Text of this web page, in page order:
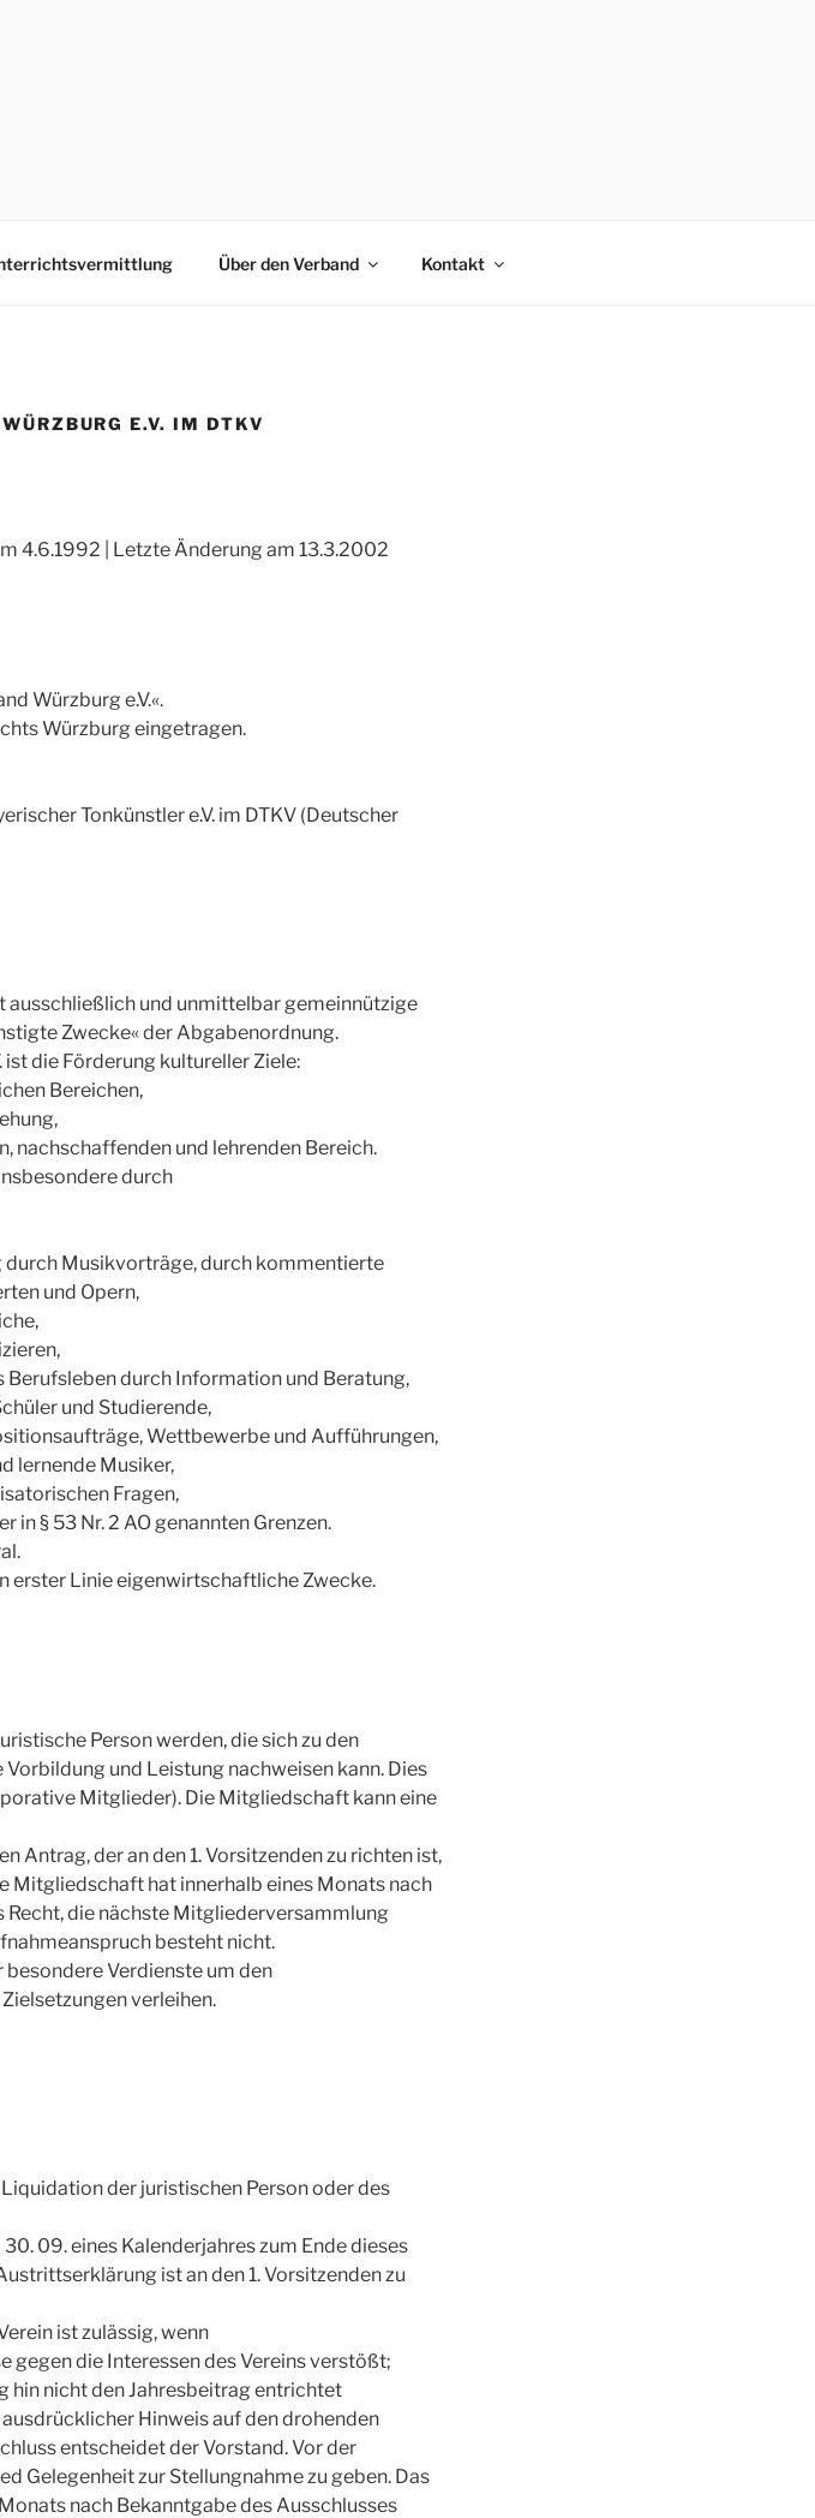
Über den Verband Kontakt
E.V. IM DTKV
4.6.1992 | Letzte Änderung am 13.3.2002
Würzburg e.V.«.
Würzburg eingetragen.
Tonkünstler e.V. im DTKV (Deutscher
ausschließlich und unmittelbar gemeinnützige
Zwecke« der Abgabenordnung.
ist die Förderung kultureller Ziele:
Bereichen,
nachschaffenden und lehrenden Bereich.
durch
Musikvorträge, durch kommentierte
und Opern,
durch Information und Beratung,
und Studierende,
Wettbewerbe und Aufführungen,
lernende Musiker,
Fragen,
in § 53 Nr. 2 AO genannten Grenzen.
erster Linie eigenwirtschaftliche Zwecke.
Person werden, die sich zu den
und Leistung nachweisen kann. Dies
Mitglieder). Die Mitgliedschaft kann eine
Antrag, der an den 1. Vorsitzenden zu richten ist,
Mitgliedschaft hat innerhalb eines Monats nach
die nächste Mitgliederversammlung
besteht nicht.
Verdienste um den
verleihen.
der juristischen Person oder des
09. eines Kalenderjahres zum Ende dieses
ist an den 1. Vorsitzenden zu
ist zulässig, wenn
gegen die Interessen des Vereins verstößt;
hin nicht den Jahresbeitrag entrichtet
Hinweis auf den drohenden
entscheidet der Vorstand. Vor der
Gelegenheit zur Stellungnahme zu geben. Das
nach Bekanntgabe des Ausschlusses